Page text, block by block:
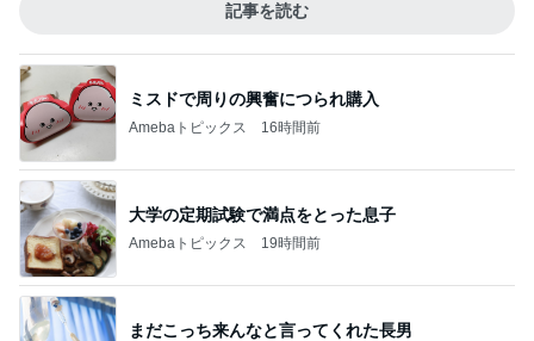
記事を読む
ミスドで周りの興奮につられ購入
Amebaトピックス 16時間前
大学の定期試験で満点をとった息子
Amebaトピックス 19時間前
まだこっち来んなと言ってくれた長男